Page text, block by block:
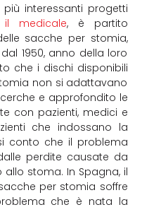
interessanti progetti
medicale, è partito
sacche per stomia,
1950, anno della loro
che i dischi disponibili
non si adattavano
e approfondito le
con pazienti, medici e
che indossano la
conto che il problema
perdite causate da
stoma. In Spagna, il
per stomia soffre
che è nata la